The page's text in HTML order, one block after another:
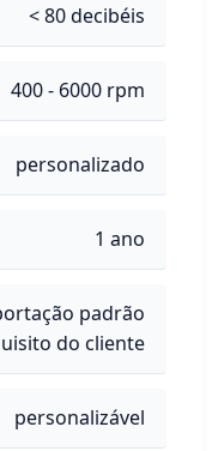
< 80 decibéis
400 - 6000 rpm
personalizado
1 ano
padrão
do cliente
personalizável